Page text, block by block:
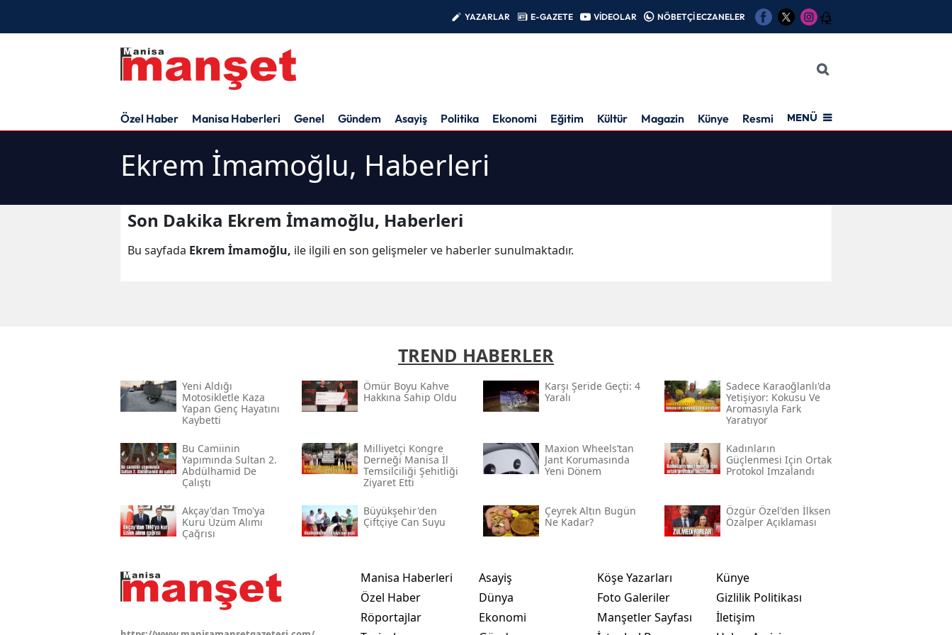
YAZARLAR E-GAZETE VİDEOLAR NÖBETÇİ ECZANELER 12
Özel Haber Manisa Haberleri Genel Gündem Asayiş Politika Ekonomi Eğitim Kültür Magazin Künye Resmi İlanMENÜ
Ekrem İmamoğlu, Haberleri
Son Dakika Ekrem İmamoğlu, Haberleri
Bu sayfada Ekrem İmamoğlu, ile ilgili en son gelişmeler ve haberler sunulmaktadır.
TREND HABERLER
Yeni Aldığı
Motosikletle Kaza
Yapan Genç Hayatını
Kaybetti
Ömür Boyu Kahve
Hakkına Sahip Oldu
Karşı Şeride Geçti: 4
Yaralı
Sadece Karaoğlanlı'da
Yetişiyor: Kokusu Ve
Aromasıyla Fark
Yaratıyor
Bu Camiinin
Yapımında Sultan 2.
Abdülhamid De
Çalıştı
Milliyetçi Kongre
Derneği Manisa İl
Temsilciliği Şehitliği
Ziyaret Etti
Maxion Wheels’tan
Jant Korumasında
Yeni Dönem
Kadınların
Güçlenmesi Için Ortak
Protokol Imzalandı
Akçay'dan Tmo'ya
Kuru Üzüm Alımı
Çağrısı
Büyükşehir'den
Çiftçiye Can Suyu
Çeyrek Altın Bugün
Ne Kadar?
Özgür Özel'den İlksen
Özalper Açıklaması
Manisa Haberleri
Özel Haber
Röportajlar
Asayiş
Dünya
Ekonomi
Köşe Yazarları
Foto Galeriler
Manşetler Sayfası
Künye
Gizlilik Politikası
İletişim